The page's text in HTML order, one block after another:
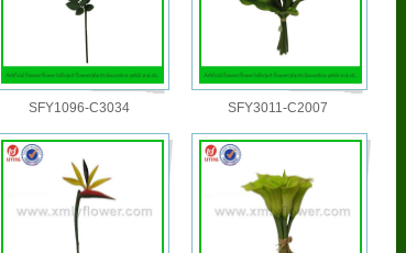
SFY1096-C3034 SFY3011-C2007